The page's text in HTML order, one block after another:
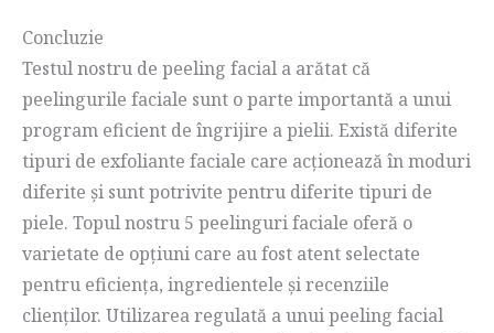
Concluzie
Testul nostru de peeling facial a arătat că
peelingurile faciale sunt o parte importantă a unui
program eficient de îngrijire a pielii. Există diferite
tipuri de exfoliante faciale care acționează în moduri
diferite și sunt potrivite pentru diferite tipuri de
piele. Topul nostru 5 peelinguri faciale oferă o
varietate de opțiuni care au fost atent selectate
pentru eficiența, ingredientele și recenziile
clienților. Utilizarea regulată a unui peeling facial